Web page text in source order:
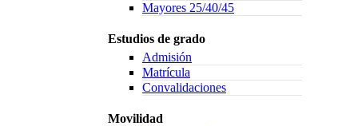
Mayores 25/40/45
Estudios de grado
Admisión
Matrícula
Convalidaciones
Movilidad